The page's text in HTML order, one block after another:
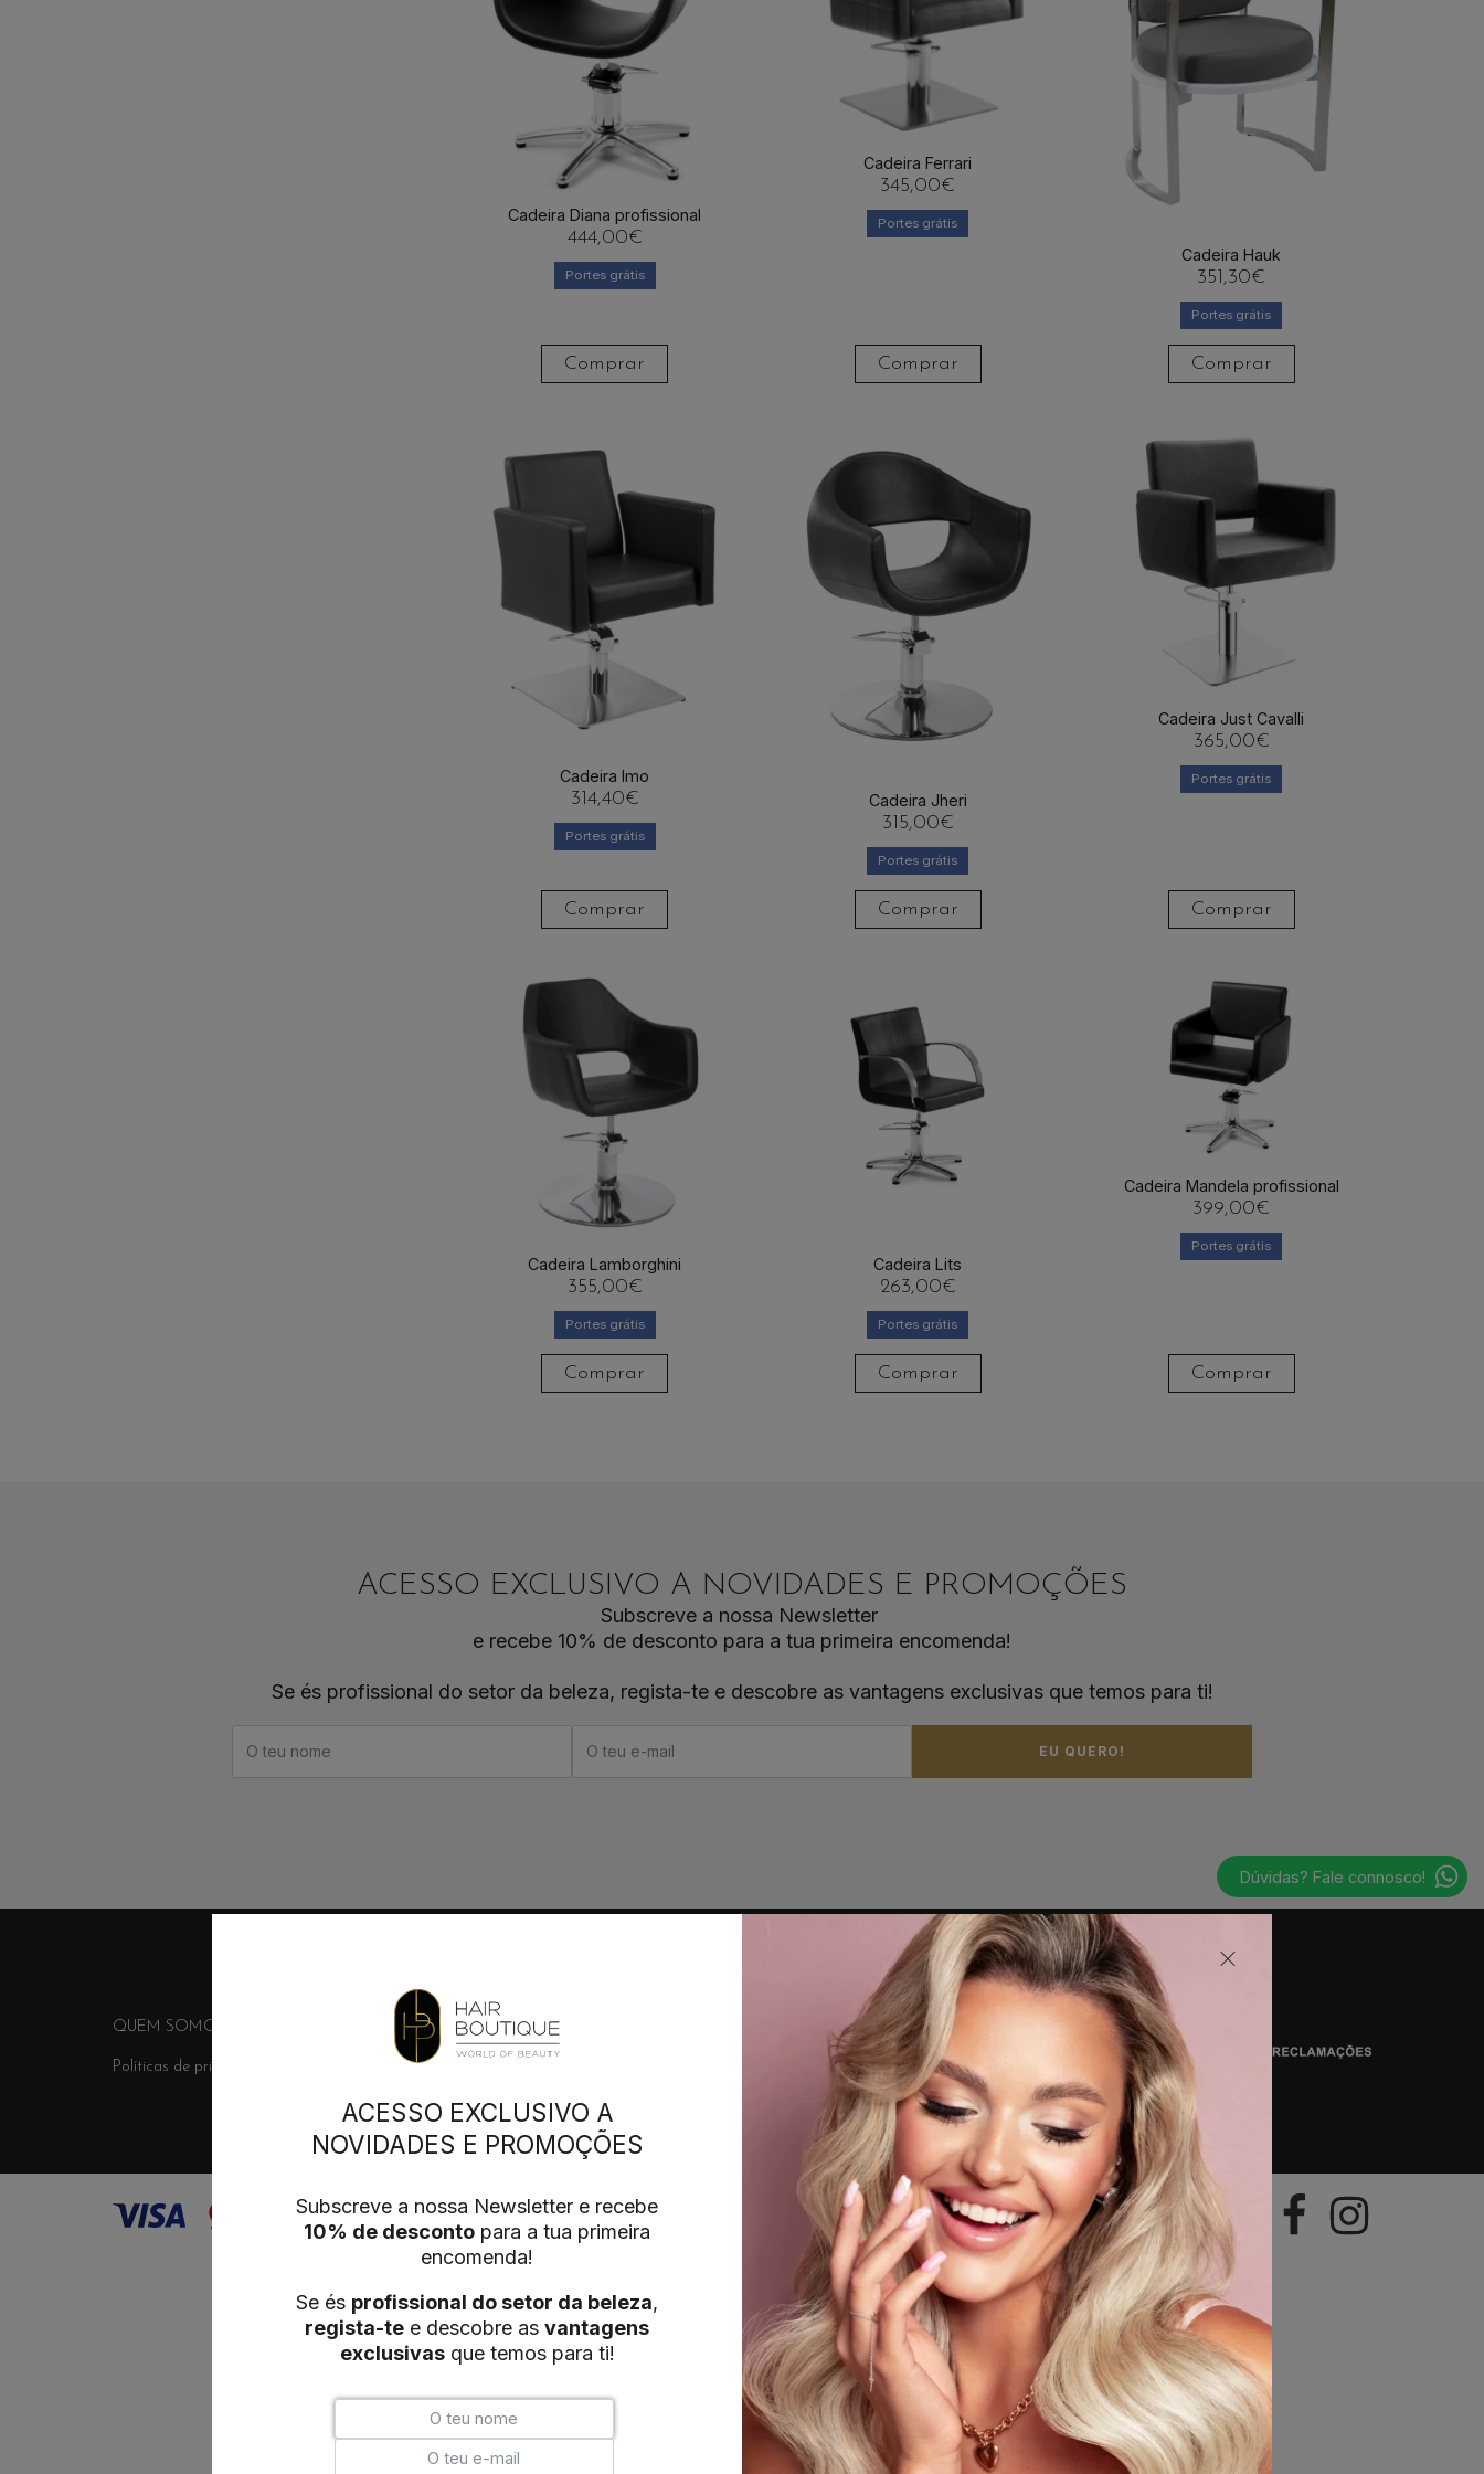
Cadeira Diana profissional
444,00€
Portes grátis
Comprar
Cadeira Ferrari
345,00€
Portes grátis
Comprar
Cadeira Hauk
351,30€
Portes grátis
Comprar
Cadeira Imo
314,40€
Portes grátis
Comprar
Cadeira Jheri
315,00€
Portes grátis
Comprar
Cadeira Just Cavalli
365,00€
Portes grátis
Comprar
Cadeira Lamborghini
355,00€
Portes grátis
Comprar
Cadeira Lits
263,00€
Portes grátis
Comprar
Cadeira Mandela profissional
399,00€
Portes grátis
Comprar
ACESSO EXCLUSIVO A NOVIDADES E PROMOÇÕES
Subscreve a nossa Newsletter
e recebe 10% de desconto para a tua primeira encomenda!
Se és profissional do setor da beleza, regista-te e descobre as vantagens exclusivas que temos para ti!
EU QUERO!
Dúvidas? Fale connosco!
QUEM SOMOS ENTREGA & TRANSPORTE
Políticas de privacidade Termos e Condições
+351 215 854 942
(Chamada para rede fixa nacional)
geral@hairboutique.pt
MAB-Digital
ACESSO EXCLUSIVO A
NOVIDADES E PROMOÇÕES
Subscreve a nossa Newsletter e recebe
10% de desconto para a tua primeira
encomenda!
Se és profissional do setor da beleza,
regista-te e descobre as vantagens
exclusivasque temos para ti!